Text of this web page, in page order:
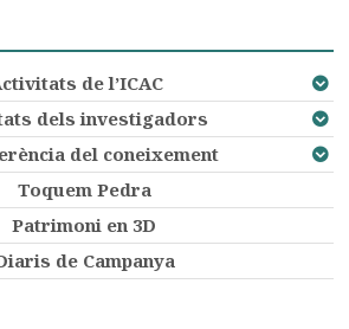
de l’ICAC
dels investigadors
del coneixement
Toquem Pedra
Patrimoni en 3D
de Campanya